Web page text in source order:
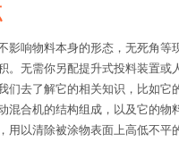
响物料本身的形态，无死角等
无需你另配提升式投料装置
去了解它的相关知识，比如
合机的结构组成，以及它的物
以清除被涂物表面上高低不